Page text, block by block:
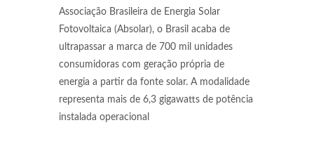
Associação Brasileira de Energia Solar
Fotovoltaica (Absolar), o Brasil acaba de
ultrapassar a marca de 700 mil unidades
consumidoras com geração própria de
energia a partir da fonte solar. A modalidade
representa mais de 6,3 gigawatts de potência
instalada operacional